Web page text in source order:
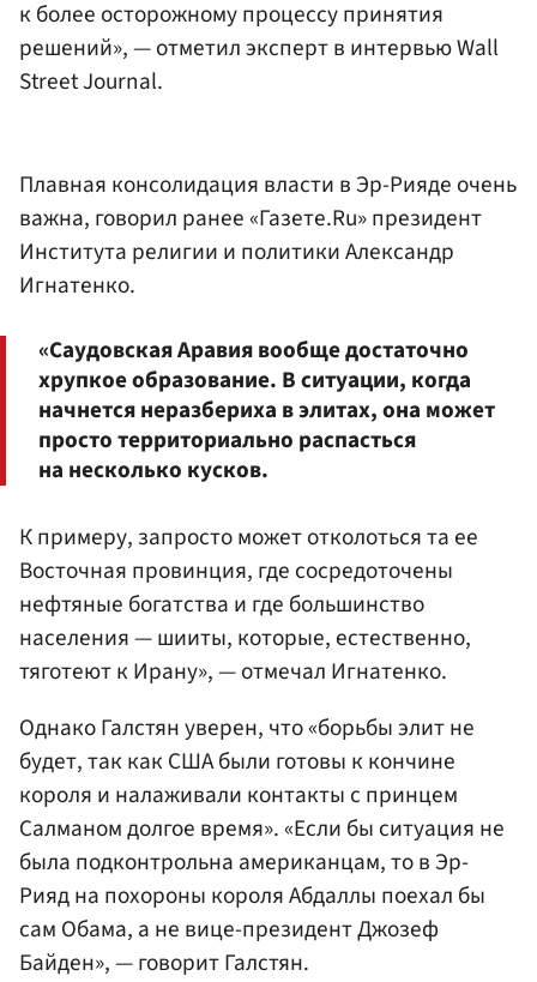
к более осторожному процессу принятия
решений», — отметил эксперт в интервью Wall
Street Journal.
Плавная консолидация власти в Эр-Рияде очень
важна, говорил ранее «Газете.Ru» президент
Института религии и политики Александр
Игнатенко.
«Саудовская Аравия вообще достаточно
хрупкое образование. В ситуации, когда
начнется неразбериха в элитах, она может
просто территориально распасться
на несколько кусков.
К примеру, запросто может отколоться та ее
Восточная провинция, где сосредоточены
нефтяные богатства и где большинство
населения — шииты, которые, естественно,
тяготеют к Ирану», — отмечал Игнатенко.
Однако Галстян уверен, что «борьбы элит не
будет, так как США были готовы к кончине
короля и налаживали контакты с принцем
Салманом долгое время». «Если бы ситуация не
была подконтрольна американцам, то в Эр-
Рияд на похороны короля Абдаллы поехал бы
сам Обама, а не вице-президент Джозеф
Байден», — говорит Галстян.